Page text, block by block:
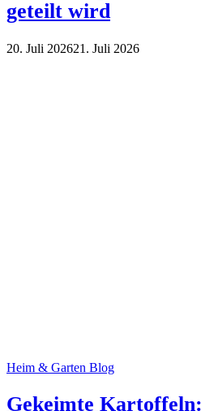
geteilt wird
20. Juli 202621. Juli 2026
Heim & Garten Blog
Gekeimte